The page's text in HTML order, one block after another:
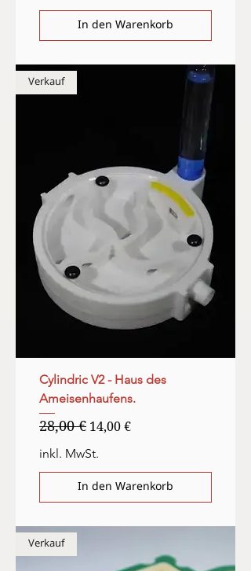
In den Warenkorb
Verkauf
Cylindric V2 - Haus des
Ameisenhaufens.
Standardpreis
28,00 €Sale-Preis
14,00 €
inkl. MwSt.
In den Warenkorb
Verkauf